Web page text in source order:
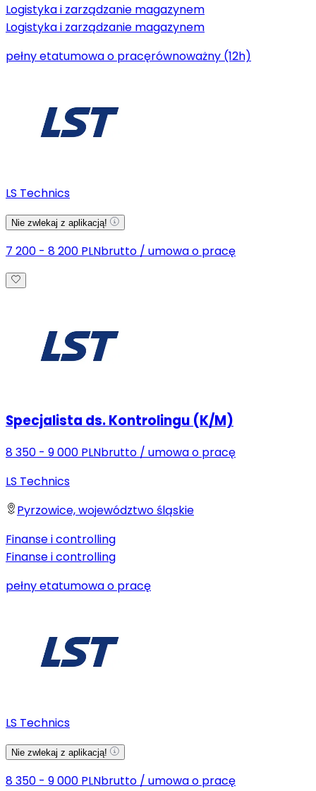
Logistyka i zarządzanie magazynem
Logistyka i zarządzanie magazynem
pełny etatumowa o pracęrównoważny (12h)
LS Technics
Nie zwlekaj z aplikacją!
7 200 - 8 200 PLNbrutto / umowa o pracę
Specjalista ds. Kontrolingu (K/M)
8 350 - 9 000 PLNbrutto / umowa o pracę
LS Technics
Pyrzowice, województwo śląskie
Finanse i controlling
Finanse i controlling
pełny etatumowa o pracę
LS Technics
Nie zwlekaj z aplikacją!
8 350 - 9 000 PLNbrutto / umowa o pracę